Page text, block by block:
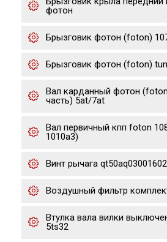
фотон
Брызговик фотон (foton)
Брызговик фотон (foton)
Вал карданный фотон
часть) 5at/7at
Вал первичный кпп foton
1010a3)
Винт рычага qt50aq03001602
Воздушный фильтр
Втулка вала вилки
5ts32